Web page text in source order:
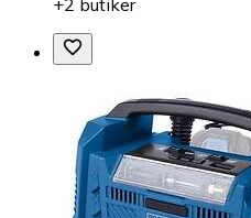
+2 butiker